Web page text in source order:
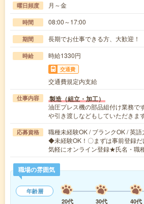
曜日頻度 月～金
時間 08:00～17:00
期間 長期でお仕事できる方、大歓迎！
時給 時給1330円
交通費
交通費規定内支給
仕事内容 製造（組立・加工）
油圧プレス機の部品組付け業務で
や引き渡しなどもしていただきま
応募資格
職種未経験OK / ブランクOK / 英語
◆未経験OK！〇まずは事前登録
気軽にオンライン登録★氏名・職
職場の雰囲気
年齢層
20代
30代 40代